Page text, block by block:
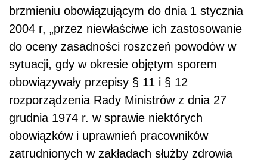
brzmieniu obowiązującym do dnia 1 stycznia
2004 r, „przez niewłaściwe ich zastosowanie
do oceny zasadności roszczeń powodów w
sytuacji, gdy w okresie objętym sporem
obowiązywały przepisy § 11 i § 12
rozporządzenia Rady Ministrów z dnia 27
grudnia 1974 r. w sprawie niektórych
obowiązków i uprawnień pracowników
zatrudnionych w zakładach służby zdrowia